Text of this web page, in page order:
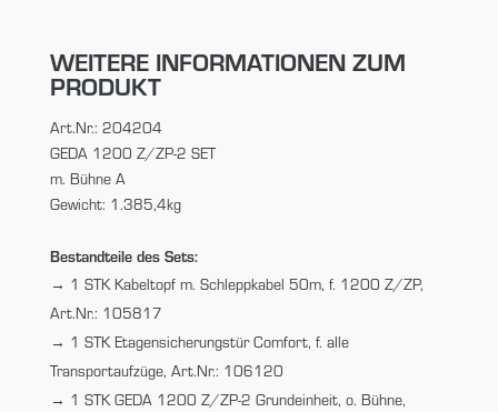
WEITERE INFORMATIONEN ZUM
PRODUKT
Art.Nr.: 204204
GEDA 1200 Z/ZP-2 SET
m. Bühne A
Gewicht: 1.385,4kg
Bestandteile des Sets:
1 STK Kabeltopf m. Schleppkabel 50m, f. 1200 Z/ZP,
Art.Nr.: 105817
1 STK Etagensicherungstür Comfort, f. alle
Transportaufzüge, Art.Nr.: 106120
1 STK GEDA 1200 Z/ZP-2 Grundeinheit, o. Bühne,